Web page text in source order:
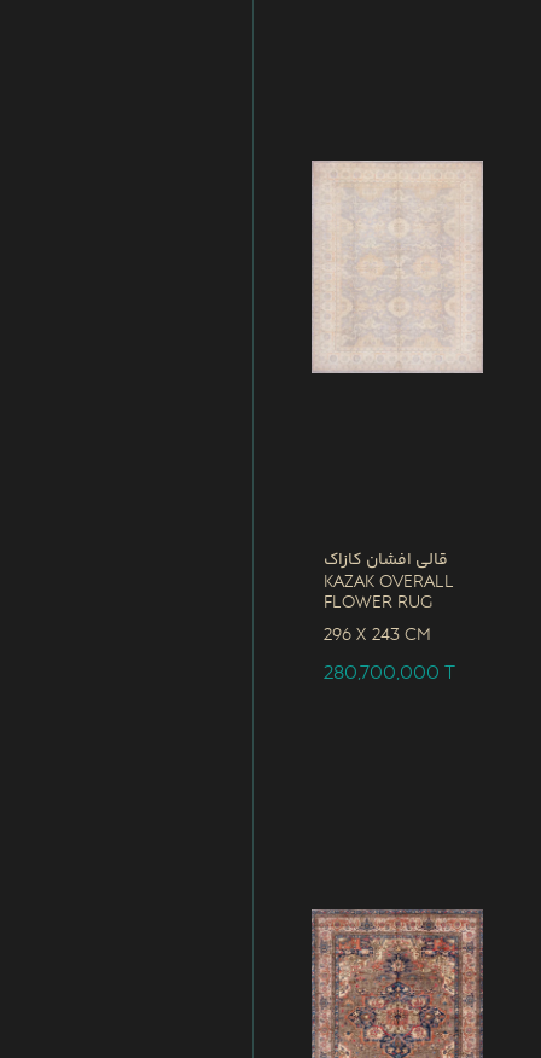
قالی افشان کازاک
Kazak Overall
Flower Rug
296 x 243 CM
280,700,000T